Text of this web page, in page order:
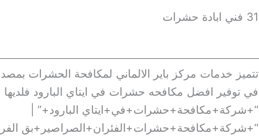
31 فني ابادة حشرات
تتميز خدمات مركز باير الالماني لمكافحة الحشرات
في توفير افضل مكافحه حشرات في ايتاي البارود
“+شركة+مكافحة+حشرات+في+ايتاي البارود+” |
“+شركة+مكافحة+حشرات+الفئران+الصراصير+بق